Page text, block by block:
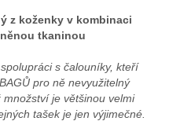
z koženky v kombinaci
tkaninou
s čalouníky, kteří
pro ně nevyužitelný
je většinou velmi
tašek je jen výjimečné.